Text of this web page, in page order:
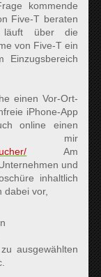
kommende
Five-T beraten
läuft über die
von Five-T ein
Einzugsbereich
einen Vor-Ort-
iPhone-App
online einen
mir
Am
und
inhaltlich
dabei vor,
ausgewählten